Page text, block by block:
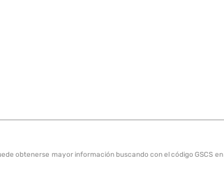
obtenerse mayor información buscando con el código GSCS en